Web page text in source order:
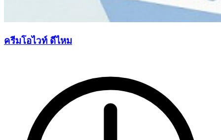
ครีมโอไวท์ ดีไหม